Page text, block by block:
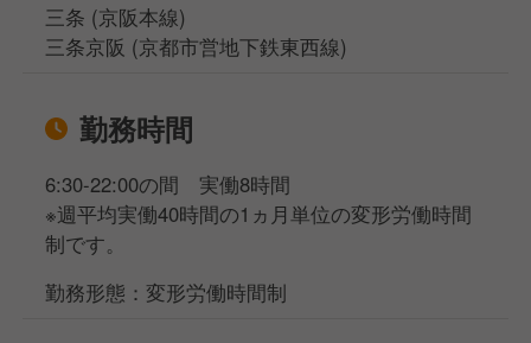
三条 (京阪本線)
三条京阪 (京都市営地下鉄東西線)
勤務時間
6:30-22:00の間 実働8時間
※週平均実働40時間の1ヵ月単位の変形労働時間
制です。
勤務形態：変形労働時間制